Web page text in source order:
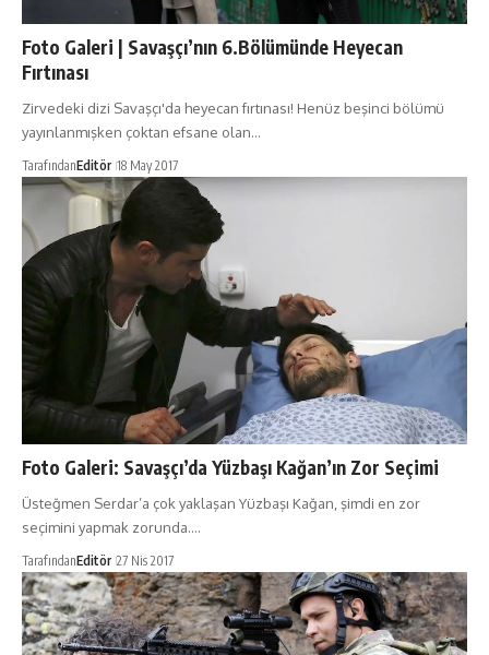
Foto Galeri | Savaşçı’nın 6.Bölümünde Heyecan
Fırtınası
Zirvedeki dizi Savaşçı'da heyecan fırtınası! Henüz beşinci bölümü
yayınlanmışken çoktan efsane olan…
TarafındanEditör 18 May 2017
Foto Galeri: Savaşçı’da Yüzbaşı Kağan’ın Zor Seçimi
Üsteğmen Serdar’a çok yaklaşan Yüzbaşı Kağan, şimdi en zor
seçimini yapmak zorunda.…
TarafındanEditör 27 Nis 2017